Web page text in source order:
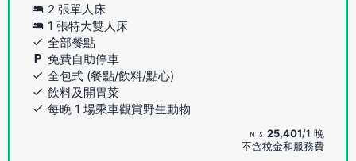
2 張單人床
1 張特大雙人床
全部餐點
免費自助停車
全包式 (餐點/飲料/點心)
飲料及開胃菜
每晚 1 場乘車觀賞野生動物
25,401/1 晚
不含稅金和服務費